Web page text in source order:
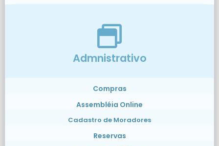
Admnistrativo
Compras
Assembléia Online
Cadastro de Moradores
Reservas